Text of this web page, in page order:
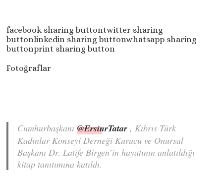
facebook sharing buttontwitter sharing
buttonlinkedin sharing buttonwhatsapp sharing
buttonprint sharing button
Fotoğraflar
Cumhurbaşkanı@ErsinrTatar , Kıbrıs Türk
Kadınlar Konseyi Derneği Kurucu ve Onursal
Başkanı Dr. Latife Birgen’in hayatının anlatıldığı
kitap tanıtımına katıldı.